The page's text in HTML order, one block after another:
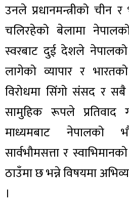
उनले प्रधानमन्त्रीको चीन
चलिरहेको बेलामा
स्वरबाट दुई देशले नेपालको
लागेको व्यापार र
विरोधमा सिंगो संसद र
सामुहिक रूपले प्रतिवाद
माध्यमबाट नेपालको
सार्वभौमसत्ता र
ठाउँमा छ भन्ने विषयमा
।